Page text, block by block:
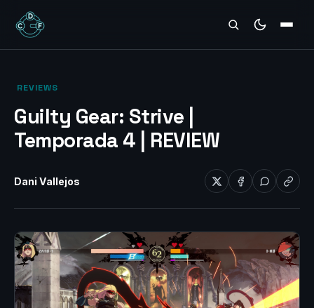
REVIEWS
‎ REVIEWS‎
Guilty Gear: Strive |
Temporada 4 | REVIEW
Dani Vallejos